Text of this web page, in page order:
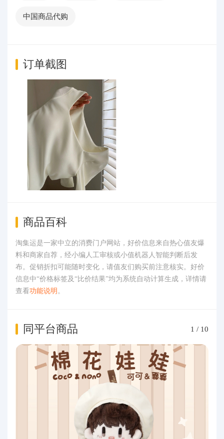
中国商品代购
订单截图
商品百科
淘集运是一家中立的消费门户网站，好价信息来自热心值友爆
料和商家自荐，经小编人工审核或小值机器人智能判断后发
布。促销折扣可能随时变化，请值友们购买前注意核实。好价
信息中“价格标签及“比价结果”均为系统自动计算生成，详情请
查看功能说明 。
同平台商品 1 / 10